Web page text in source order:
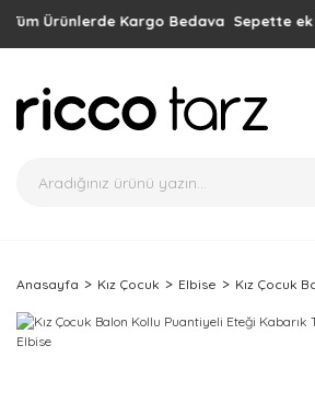
Ürünlerde Kargo Bedava Sepette ek
Anasayfa Kız Çocuk Elbise Kız Çocuk